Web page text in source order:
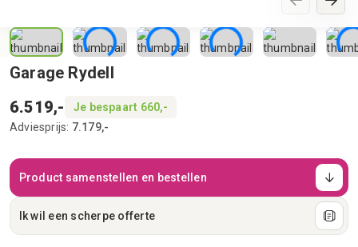
Garage Rydell
6.519,-
Je bespaart 660,-
Adviesprijs: 7.179,-
Product samenstellen en bestellen
Ik wil een scherpe offerte